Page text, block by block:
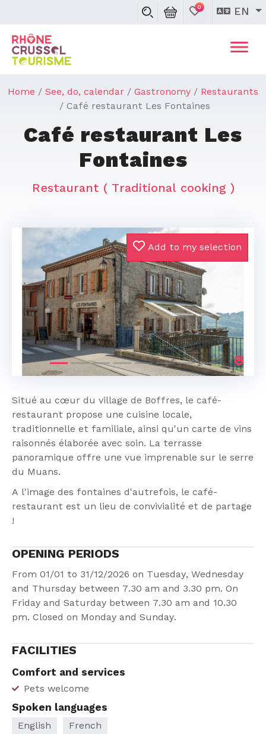
0 EN
Home See, do, calendar Gastronomy
Restaurants
Café restaurant Les Fontaines
Café restaurant Les
Fontaines
Restaurant ( Traditional cooking )
Previous
Add to my selection
Situé au cœur du village de Boffres, le café-
restaurant propose une cuisine locale,
traditionnelle et familiale, ainsi qu'un carte de vins
raisonnés élaborée avec soin. La terrasse
panoramique offre une vue imprenable sur le serre
du Muans.
A l'image des fontaines d'autrefois, le café-
restaurant est un lieu de convivialité et de partage
!
OPENING PERIODS
From 01/01 to 31/12/2026 on Tuesday, Wednesday
and Thursday between 7.30 am and 3.30 pm. On
Friday and Saturday between 7.30 am and 10.30
pm. Closed on Monday and Sunday.
FACILITIES
Comfort and services
Pets welcome
Spoken languages
English French